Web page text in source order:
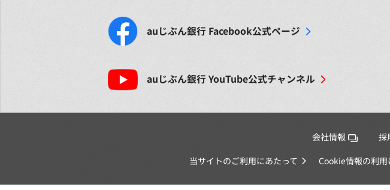
auじぶん銀行 Facebook公式ページ
auじぶん銀行YouTube公式チャンネル
会社情報 採
当サイトのご利用にあたって
Cookie情報の利用